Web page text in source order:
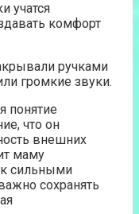
учатся
комфорт
ручками
громкие звуки.
понятие
что он
внешних
маму
сильными
сохранять